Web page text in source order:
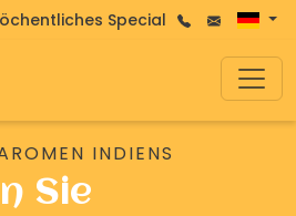
Special
INDIENS
Sie